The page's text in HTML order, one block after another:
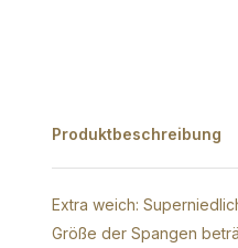
Produktbeschreibung
Extra weich:
Größe der Spangen